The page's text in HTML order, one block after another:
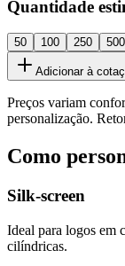
Quantidade
50 100 250 500
Adicionar à
Preços variam
personalização.
Como
Silk-screen
Ideal para logos em
cilíndricas.